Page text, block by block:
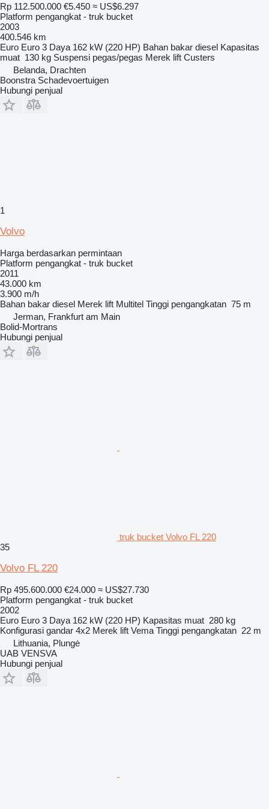
Rp 112.500.000 €5.450 ≈ US$6.297
Platform pengangkat - truk bucket
2003
400.546 km
Euro Euro 3 Daya 162 kW (220 HP) Bahan bakar diesel Kapasitas
muat 130 kg Suspensi pegas/pegas Merek lift Custers
Belanda, Drachten
Boonstra Schadevoertuigen
Hubungi penjual
1
Volvo
Harga berdasarkan permintaan
Platform pengangkat - truk bucket
2011
43.000 km
3.900 m/h
Bahan bakar diesel Merek lift Multitel Tinggi pengangkatan 75 m
Jerman, Frankfurt am Main
Bolid-Mortrans
Hubungi penjual
truk bucket Volvo FL 220
35
Volvo FL 220
Rp 495.600.000 €24.000 ≈ US$27.730
Platform pengangkat - truk bucket
2002
Euro Euro 3 Daya 162 kW (220 HP) Kapasitas muat 280 kg
Konfigurasi gandar 4x2 Merek lift Vema Tinggi pengangkatan 22 m
Lithuania, Plungė
UAB VENSVA
Hubungi penjual